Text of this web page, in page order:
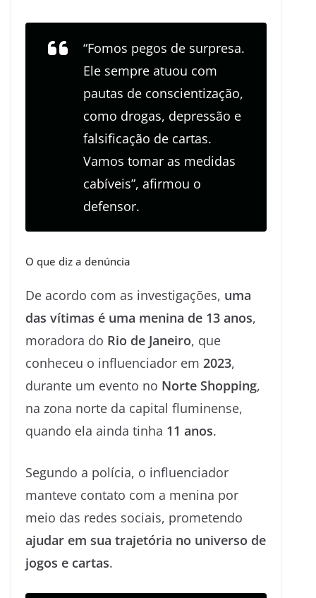
“Fomos pegos de surpresa.
Ele sempre atuou com
pautas de conscientização,
como drogas, depressão e
falsificação de cartas.
Vamos tomar as medidas
cabíveis”, afirmou o
defensor.
O que diz a denúncia
De acordo com as investigações, uma
das vítimas é uma menina de 13 anos,
moradora do Rio de Janeiro, que
conheceu o influenciador em 2023,
durante um evento no Norte Shopping,
na zona norte da capital fluminense,
quando ela ainda tinha 11 anos.
Segundo a polícia, o influenciador
manteve contato com a menina por
meio das redes sociais, prometendo
ajudar em sua trajetória no universo de
jogos e cartas.